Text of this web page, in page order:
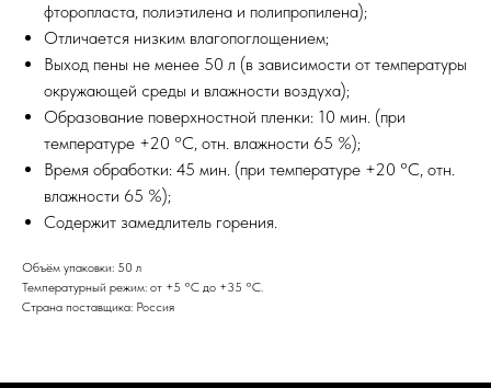
фторопласта, полиэтилена и полипропилена);
Отличается низким влагопоглощением;
Выход пены не менее 50 л (в зависимости от температуры
окружающей среды и влажности воздуха);
Образование поверхностной пленки: 10 мин. (при
температуре +20 °С, отн. влажности 65 %);
Время обработки: 45 мин. (при температуре +20 °С, отн.
влажности 65 %);
Содержит замедлитель горения.
Объём упаковки: 50 л
Температурный режим: от +5 °С до +35 °С.
Страна поставщика: Россия